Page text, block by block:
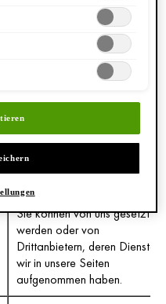
Handlungen gesetzt, die eine
Dienstleistungen bedeuten,
wie etwa die Einstellung Ihrer
Datenschutzpräferenzen
Formulare oder das Ausfüllen
Bereitstellung einer
und Personalisierung.
Sie können von uns gesetzt
werden oder von
Drittanbietern, deren Dienste
wir in unsere Seiten
aufgenommen haben.